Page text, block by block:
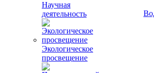
Научная
деятельность
Экологическое
просвещение